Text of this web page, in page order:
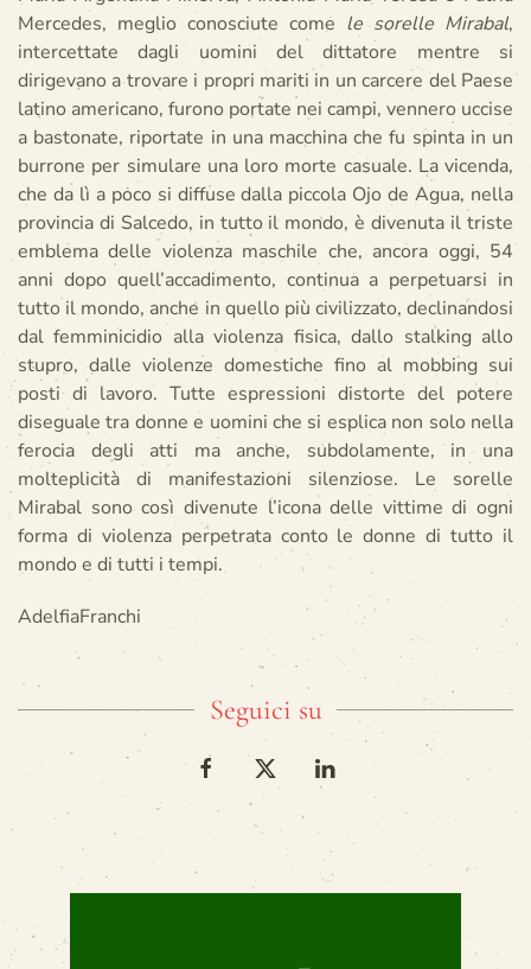
Mercedes, meglio conosciute come le sorelle Mirabal,
intercettate dagli uomini del dittatore mentre si
dirigevano a trovare i propri mariti in un carcere del Paese
latino americano, furono portate nei campi, vennero uccise
a bastonate, riportate in una macchina che fu spinta in un
burrone per simulare una loro morte casuale. La vicenda,
che da lì a poco si diffuse dalla piccola Ojo de Agua, nella
provincia di Salcedo, in tutto il mondo, è divenuta il triste
emblema delle violenza maschile che, ancora oggi, 54
anni dopo quell’accadimento, continua a perpetuarsi in
tutto il mondo, anche in quello più civilizzato, declinandosi
dal femminicidio alla violenza fisica, dallo stalking allo
stupro, dalle violenze domestiche fino al mobbing sui
posti di lavoro. Tutte espressioni distorte del potere
diseguale tra donne e uomini che si esplica non solo nella
ferocia degli atti ma anche, subdolamente, in una
molteplicità di manifestazioni silenziose. Le sorelle
Mirabal sono così divenute l’icona delle vittime di ogni
forma di violenza perpetrata conto le donne di tutto il
mondo e di tutti i tempi.
AdelfiaFranchi
Seguici su